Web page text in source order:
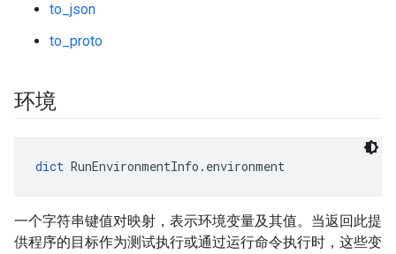
to_json
to_proto
环境
dict RunEnvironmentInfo.environment
一个字符串键值对映射，表示环境变量及其值。当返回此提
供程序的目标作为测试执行或通过运行命令执行时，这些变